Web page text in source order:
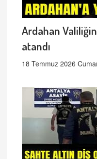
Ardahan
atandı
18 Temmuz 2026